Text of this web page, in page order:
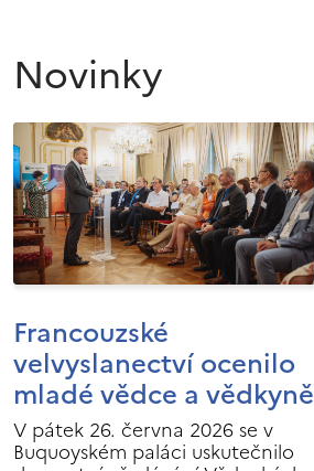
Novinky
Francouzské
velvyslanectví ocenilo
mladé vědce a vědkyně
V pátek 26. června 2026 se v
Buquoyském paláci uskutečnilo